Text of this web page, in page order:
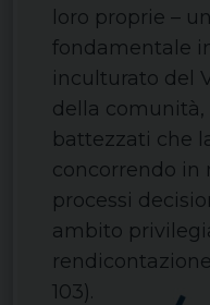
loro proprie –
fondamentale
inculturato del
della
battezzati che
concorrendo in
processi
ambito
103).